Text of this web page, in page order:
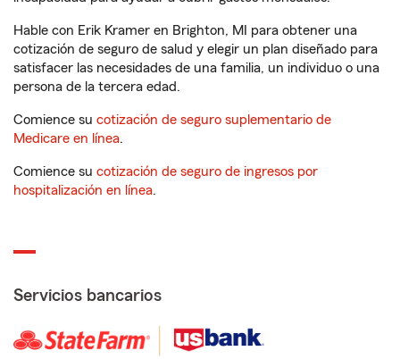
Hable con Erik Kramer en Brighton, MI para obtener una
cotización de seguro de salud y elegir un plan diseñado para
satisfacer las necesidades de una familia, un individuo o una
persona de la tercera edad.
Comience su cotización de seguro suplementario de
Medicare en línea.
Comience su cotización de seguro de ingresos por
hospitalización en línea.
Servicios bancarios